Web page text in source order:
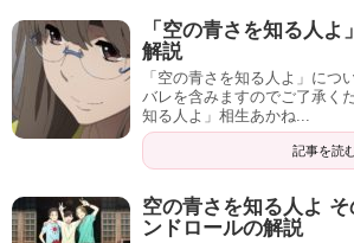
「空の青さを知る人よ
解説
「空の青さを知る人よ」につ
バレを含みますのでご了承く
知る人よ」相生あかね...
記事を読
空の青さを知る人よ
ンドロールの解説